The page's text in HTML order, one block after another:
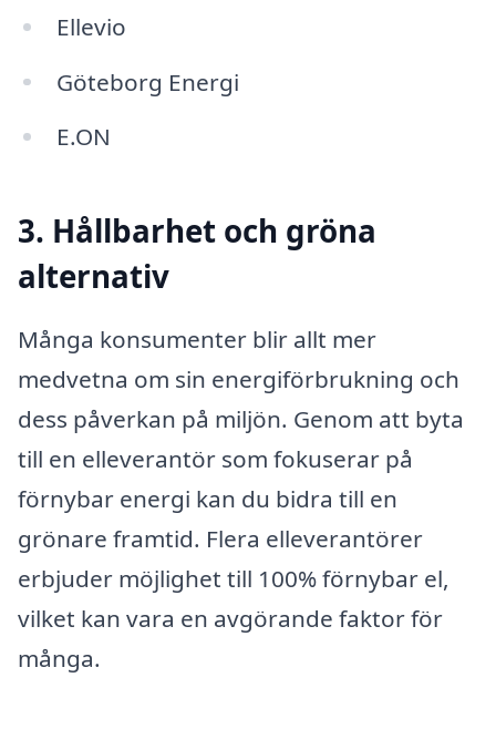
Ellevio
Göteborg Energi
E.ON
3. Hållbarhet och gröna
alternativ
Många konsumenter blir allt mer
medvetna om sin energiförbrukning och
dess påverkan på miljön. Genom att byta
till en elleverantör som fokuserar på
förnybar energi kan du bidra till en
grönare framtid. Flera elleverantörer
erbjuder möjlighet till 100% förnybar el,
vilket kan vara en avgörande faktor för
många.